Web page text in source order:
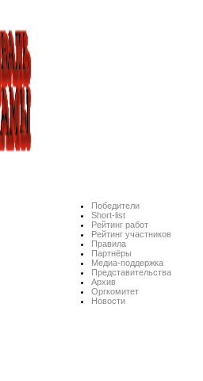
Победители
Short-list
Рейтинг работ
Рейтинг участников
Правила
Партнёры
Медиа-поддержка
Представительства
Архив
Оргкомитет
Новости